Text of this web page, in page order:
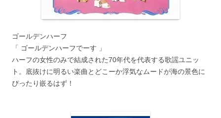
ゴールデンハーフ
「 ゴールデンハーフでーす 」
ハーフの女性のみで結成された70年代を代表する歌謡ユニッ
ト。底抜けに明るい楽曲とどこーか浮気なムードが海の景色に
ぴったり嵌るはず！